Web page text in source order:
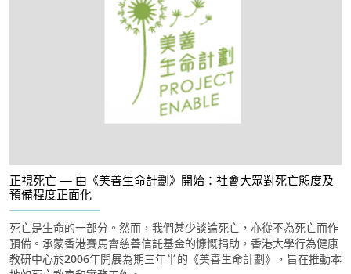
正視死亡 — 由《美善生命計劃》開始：社會大眾對死亡態度及
預備程度正面化
死亡是生命的一部分。然而，我們甚少談論死亡，亦從不為死亡而作
預備。承蒙香港賽馬會慈善信託基金的慷慨捐助，香港大學行為健康
教研中心於2006年開展為期三年半的《美善生命計劃》，旨在推動本